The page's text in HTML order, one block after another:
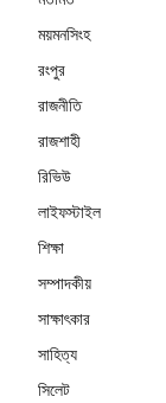
ময়মনসিংহ
রংপুর
রাজনীতি
রাজশাহী
রিভিউ
লাইফস্টাইল
শিক্ষা
সম্পাদকীয়
সাক্ষাৎকার
সাহিত্য
সিলেট